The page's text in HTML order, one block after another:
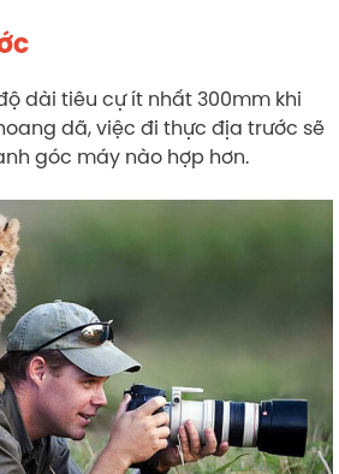
dài tiêu cự ít nhất 300mm khi
dã, việc đi thực địa trước sẽ
góc máy nào hợp hơn.